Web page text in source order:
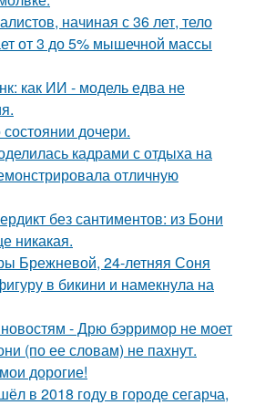
начиная с 36 лет, тело
от 3 до 5% мышечной массы
как ИИ - модель едва не
дочери.
кадрами с отдыха на
отличную
без сантиментов: из Бони
никакая.
Брежневой, 24-летняя Соня
в бикини и намекнула на
- Дрю бэрримор не моет
(по ее словам) не пахнут.
дорогие!
в 2018 году в городе сегарча,